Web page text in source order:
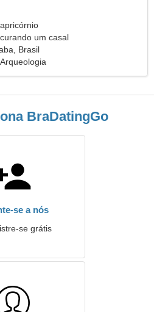
um casal
Brasil
BraDatingGo
se a nós
se grátis